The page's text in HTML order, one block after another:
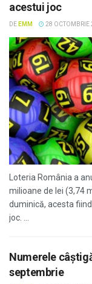
acestui joc
DE EMM 28 OCTOMBRIE
Loteria România a
milioane de lei (3,74
duminică, acesta
joc. ...
Numerele
septembrie